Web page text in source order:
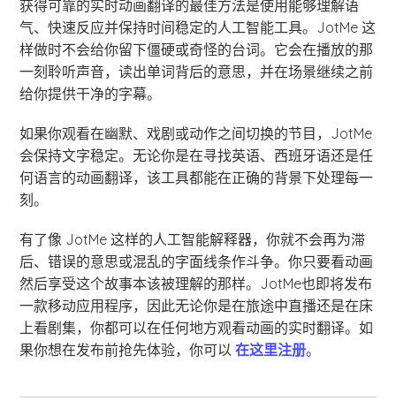
获得可靠的实时动画翻译的最佳方法是使用能够理解语
气、快速反应并保持时间稳定的人工智能工具。JotMe 这
样做时不会给你留下僵硬或奇怪的台词。它会在播放的那
一刻聆听声音，读出单词背后的意思，并在场景继续之前
给你提供干净的字幕。
如果你观看在幽默、戏剧或动作之间切换的节目，JotMe
会保持文字稳定。无论你是在寻找英语、西班牙语还是任
何语言的动画翻译，该工具都能在正确的背景下处理每一
刻。
有了像 JotMe 这样的人工智能解释器，你就不会再为滞
后、错误的意思或混乱的字面线条作斗争。你只要看动画
然后享受这个故事本该被理解的那样。JotMe也即将发布
一款移动应用程序，因此无论你是在旅途中直播还是在床
上看剧集，你都可以在任何地方观看动画的实时翻译。如
果你想在发布前抢先体验，你可以在这里注册。